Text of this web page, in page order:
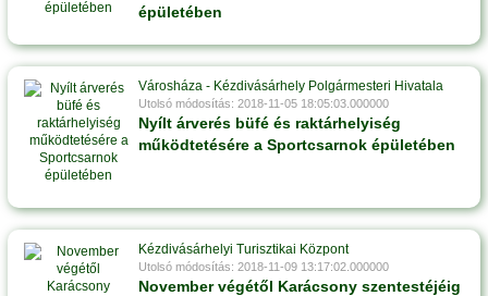
épületében
Városháza - Kézdivásárhely Polgármesteri Hivatala
Utolsó módosítás: 2018-11-05 18:05:03.000000
Nyílt árverés büfé és raktárhelyiség
működtetésére a Sportcsarnok épületében
Kézdivásárhelyi Turisztikai Központ
Utolsó módosítás: 2018-11-09 13:17:02.000000
November végétől Karácsony szentestéjéig